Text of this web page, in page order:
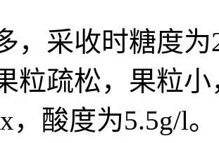
，采收时糖度
粒疏松，果粒
，酸度为5.5g/l。